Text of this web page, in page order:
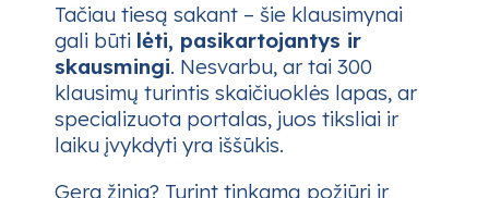
Tačiau tiesą sakant – šie klausimynai
gali būti lėti, pasikartojantys ir
skausmingi. Nesvarbu, ar tai 300
klausimų turintis skaičiuoklės lapas, ar
specializuota portalas, juos tiksliai ir
laiku įvykdyti yra iššūkis.
Gera žinia? Turint tinkamą požiūrį ir